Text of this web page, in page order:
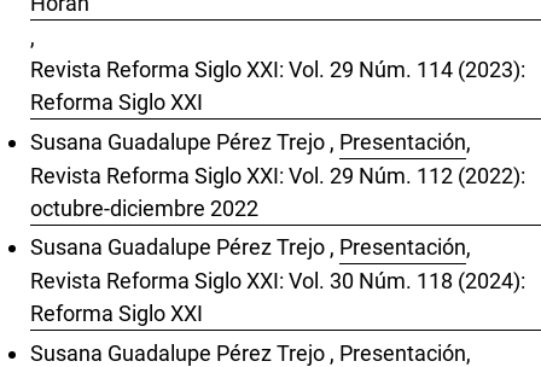
,
Revista Reforma Siglo XXI: Vol. 29 Núm. 114 (2023):
Reforma Siglo XXI
Susana Guadalupe Pérez Trejo , Presentación,
Revista Reforma Siglo XXI: Vol. 29 Núm. 112 (2022):
octubre-diciembre 2022
Susana Guadalupe Pérez Trejo , Presentación,
Revista Reforma Siglo XXI: Vol. 30 Núm. 118 (2024):
Reforma Siglo XXI
Susana Guadalupe Pérez Trejo , Presentación,